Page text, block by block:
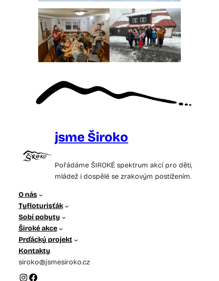
jsme Široko
Pořádáme ŠIROKÉ spektrum akcí pro děti,
mládež i dospělé se zrakovým postižením.
O nás
Tyfloturisťák
Sobí pobyty
Široké akce
Prďácký projekt
Kontakty
siroko@jsmesiroko.cz
Instagram Facebook